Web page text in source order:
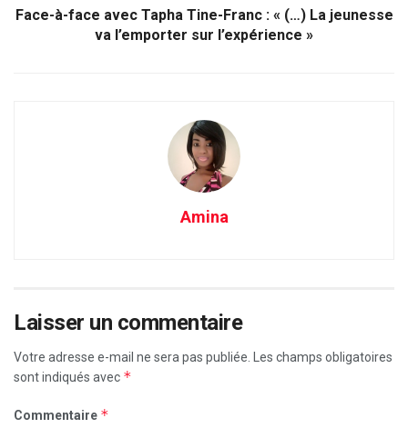
Face-à-face avec Tapha Tine-Franc : « (…) La jeunesse
va l’emporter sur l’expérience »
Amina
Laisser un commentaire
Votre adresse e-mail ne sera pas publiée.
Les champs obligatoires
sont indiqués avec *
Commentaire *